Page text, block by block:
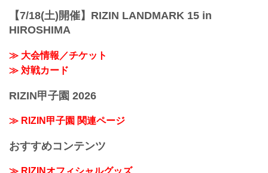
【7/18(土)開催】RIZIN LANDMARK 15 in
HIROSHIMA
≫ 大会情報／チケット
≫ 対戦カード
RIZIN甲子園 2026
≫ RIZIN甲子園 関連ページ
おすすめコンテンツ